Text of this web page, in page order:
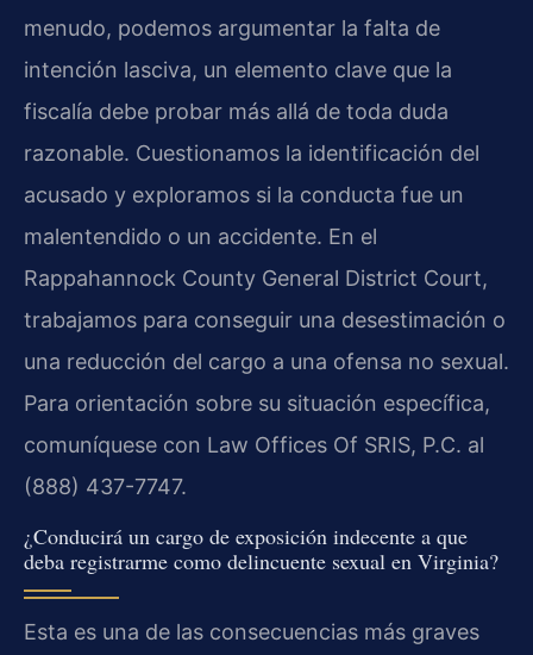
menudo, podemos argumentar la falta de
intención lasciva, un elemento clave que la
fiscalía debe probar más allá de toda duda
razonable. Cuestionamos la identificación del
acusado y exploramos si la conducta fue un
malentendido o un accidente. En el
Rappahannock County General District Court,
trabajamos para conseguir una desestimación o
una reducción del cargo a una ofensa no sexual.
Para orientación sobre su situación específica,
comuníquese con Law Offices Of SRIS, P.C. al
(888) 437-7747.
¿Conducirá un cargo de exposición indecente a que
deba registrarme como delincuente sexual en Virginia?
Esta es una de las consecuencias más graves